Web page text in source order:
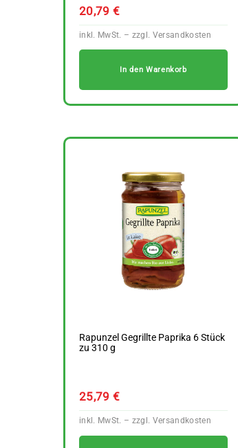
20,79€
In den Warenkorb
Rapunzel Gegrillte Paprika 6 Stück
zu 310 g
25,79€